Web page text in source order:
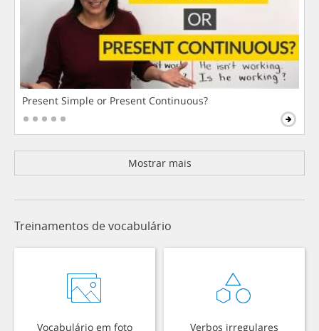
Present Simple or Present Continuous?
Mostrar mais
Treinamentos de vocabulário
Vocabulário em foto Verbos irregulares